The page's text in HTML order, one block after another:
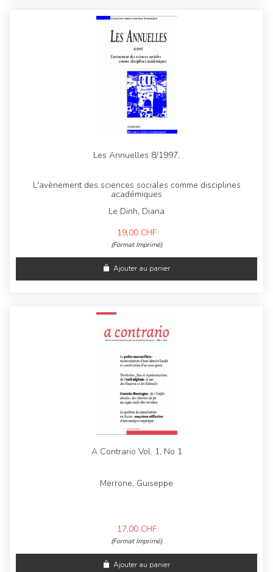
Les Annuelles 8/1997,
L'avènement des sciences sociales comme disciplines
académiques
Le Dinh, Diana
19,00 CHF
(Format Imprimé)
Ajouter au panier
A Contrario Vol. 1, No 1
Merrone, Guiseppe
17,00 CHF
(Format Imprimé)
Ajouter au panier